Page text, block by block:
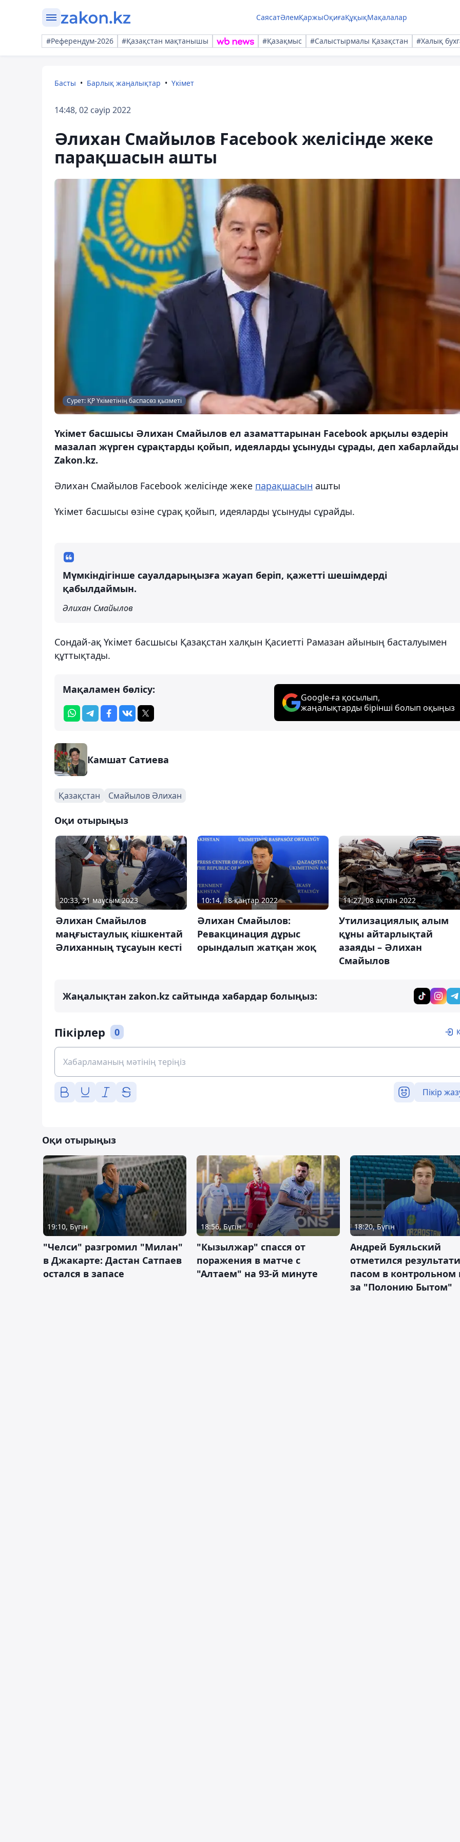
СаясатӘлемҚаржыОқиғаҚұқықМақалалар
#Референдум-2026 #Қазақстан мақтанышы #Қазақмыс #Салыстырмалы Қазақстан #Халық
Басты Барлық жаңалықтар Үкімет
14:48, 02 сәуір 2022
Әлихан Смайылов Facebook желісінде жеке
парақшасын ашты
Сурет: ҚР Үкіметінің баспасөз қызметі
Үкімет басшысы Әлихан Смайылов ел азаматтарынан Facebook арқылы өздерін
мазалап жүрген сұрақтарды қойып, идеяларды ұсынуды сұрады, деп хабарлайды
Zakon.kz.
Әлихан Смайылов Facebook желісінде жеке парақшасын ашты
Үкімет басшысы өзіне сұрақ қойып, идеяларды ұсынуды сұрайды.
Мүмкіндігінше сауалдарыңызға жауап беріп, қажетті шешімдерді
қабылдаймын.
Әлихан Смайылов
Сондай-ақ Үкімет басшысы Қазақстан халқын Қасиетті Рамазан айының басталуымен
құттықтады.
Мақаламен бөлісу:
Google-ға қосылып,
жаңалықтарды бірінші болып оқыңыз
Камшат Сатиева
Қазақстан Смайылов Әлихан
Оқи отырыңыз
20:33, 21 маусым 2023
Әлихан Смайылов
маңғыстаулық кішкентай
Әлиханның тұсауын кесті
10:14, 18 қаңтар 2022
Әлихан Смайылов:
Ревакцинация дұрыс
орындалып жатқан жоқ
11:27, 08 ақпан 2022
Утилизациялық алым
құны айтарлықтай
азаяды – Әлихан
Смайылов
Жаңалықтан zakon.kz сайтында хабардар болыңыз:
Пікірлер 0
Пікір
Оқи отырыңыз
19:10, Бүгін
"Челси" разгромил "Милан"
в Джакарте: Дастан Сатпаев
остался в запасе
18:56, Бүгін
"Кызылжар" спасся от
поражения в матче с
"Алтаем" на 93-й минуте
18:20, Бүгін
Андрей Буяльский
отметился
пасом в контрольном
за "Полонию Бытом"